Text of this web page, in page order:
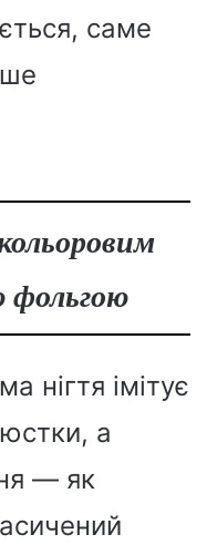
саме
фольгою
нігтя імітує
а
— як